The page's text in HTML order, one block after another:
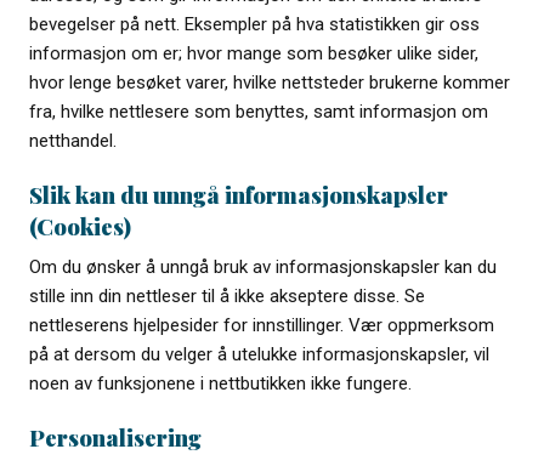
bevegelser på nett. Eksempler på hva statistikken gir oss
informasjon om er; hvor mange som besøker ulike sider,
hvor lenge besøket varer, hvilke nettsteder brukerne kommer
fra, hvilke nettlesere som benyttes, samt informasjon om
netthandel.
Slik kan du unngå informasjonskapsler
(Cookies)
Om du ønsker å unngå bruk av informasjonskapsler kan du
stille inn din nettleser til å ikke akseptere disse. Se
nettleserens hjelpesider for innstillinger. Vær oppmerksom
på at dersom du velger å utelukke informasjonskapsler, vil
noen av funksjonene i nettbutikken ikke fungere.
Personalisering